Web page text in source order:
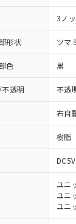
3ノ
形状 ツマ
色 黒
透明 不透
右自
樹脂
ユニ
ユニ
ユニ